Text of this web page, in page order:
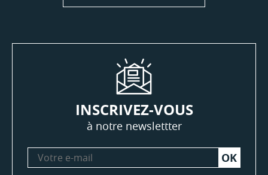
INSCRIVEZ-VOUS
à notre newslettter
Votre
e-